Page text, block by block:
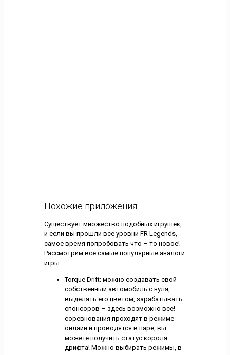
Похожие приложения
Существует множество подобных игрушек,
и если вы прошли все уровни FR Legends,
самое время попробовать что – то новое!
Рассмотрим все самые популярные аналоги
игры:
Torque Drift: можно создавать свой
собственный автомобиль с нуля,
выделять его цветом, зарабатывать
спонсоров – здесь возможно все!
соревнования проходят в режиме
онлайн и проводятся в паре, вы
можете получить статус короля
дрифта! Можно выбирать режимы, в